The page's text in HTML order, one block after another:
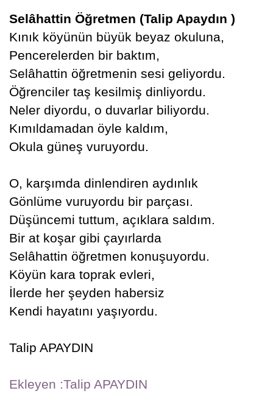
Selâhattin Öğretmen (Talip Apaydın )
Kınık köyünün büyük beyaz okuluna,
Pencerelerden bir baktım,
Selâhattin öğretmenin sesi geliyordu.
Öğrenciler taş kesilmiş dinliyordu.
Neler diyordu, o duvarlar biliyordu.
Kımıldamadan öyle kaldım,
Okula güneş vuruyordu.
O, karşımda dinlendiren aydınlık
Gönlüme vuruyordu bir parçası.
Düşüncemi tuttum, açıklara saldım.
Bir at koşar gibi çayırlarda
Selâhattin öğretmen konuşuyordu.
Köyün kara toprak evleri,
İlerde her şeyden habersiz
Kendi hayatını yaşıyordu.
Talip APAYDIN
Ekleyen :Talip APAYDIN